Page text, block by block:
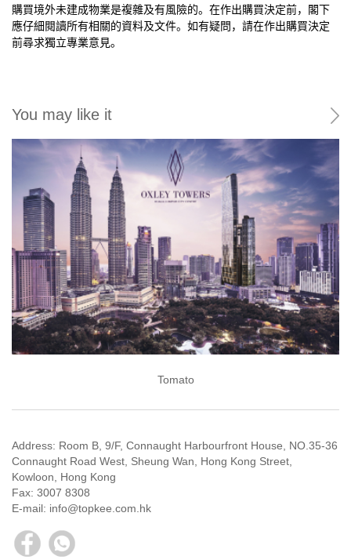
購買境外未建成物業是複雜及有風險的。在作出購買決定前，閣下
應仔細閱讀所有相關的資料及文件。如有疑問，請在作出購買決定
前尋求獨立專業意見。
You may like it
Tomato
Address: Room B, 9/F, Connaught Harbourfront House, NO.35-36
Connaught Road West, Sheung Wan, Hong Kong Street,
Kowloon, Hong Kong
Fax: 3007 8308
E-mail: info@topkee.com.hk